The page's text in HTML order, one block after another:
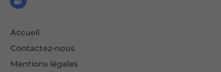
Accueil
Contactez-nous
Mentions légales